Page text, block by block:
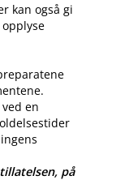
kan også gi
en
på